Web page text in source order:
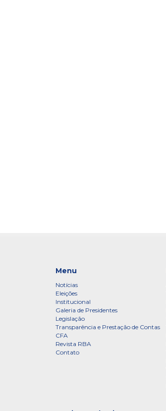
Menu
Notícias
Eleições
Institucional
Galeria de Presidentes
Legislação
Transparência e Prestação de Contas
CFA
Revista RBA
Contato